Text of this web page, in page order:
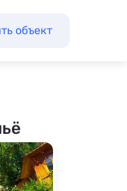
объект